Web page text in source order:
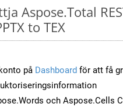
Aspose.Total
to TEX
på Dashboard för att få
och Aspose.Cells